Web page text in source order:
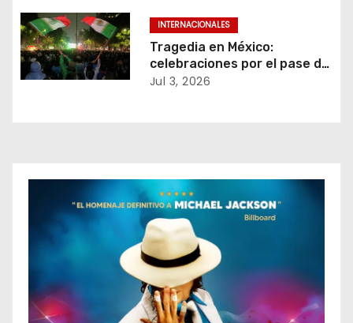
e
n
a
INTERNACIONALES
Tragedia en México:
celebraciones por el pase de
la selección a octavos del
Jul 3, 2026